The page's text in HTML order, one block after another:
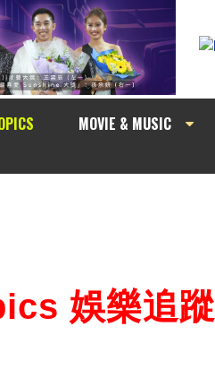
MOVIE & MUSIC
娛樂追蹤